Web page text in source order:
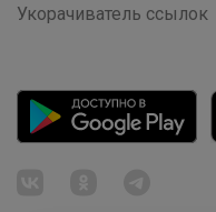
Укорачиватель ссылок
Носки
цене